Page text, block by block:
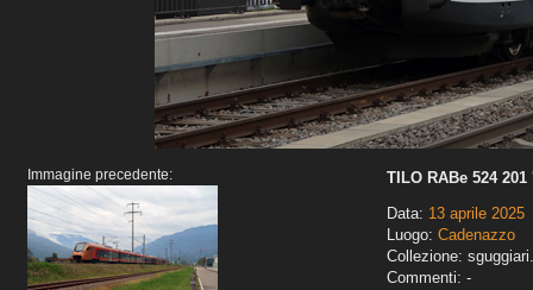
Immagine precedente:
TILO RABe 524
Data: 13 aprile 2025
Luogo: Cadenazzo
Collezione:
Commenti: -